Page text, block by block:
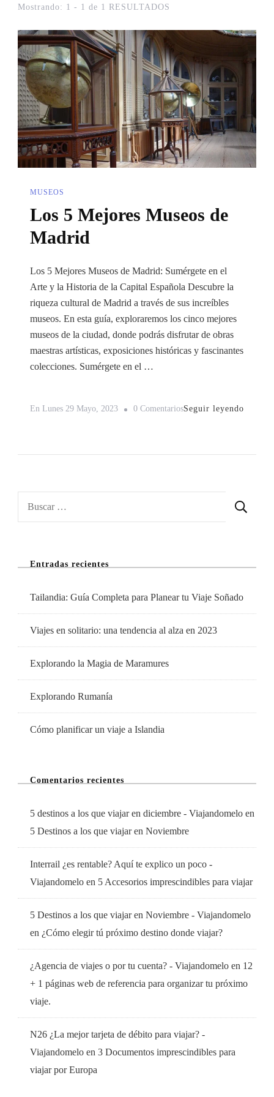
Mostrando: 1 - 1 de 1 RESULTADOS
MUSEOS
Los 5 Mejores Museos de
Madrid
Los 5 Mejores Museos de Madrid: Sumérgete en el
Arte y la Historia de la Capital Española Descubre la
riqueza cultural de Madrid a través de sus increíbles
museos. En esta guía, exploraremos los cinco mejores
museos de la ciudad, donde podrás disfrutar de obras
maestras artísticas, exposiciones históricas y fascinantes
colecciones. Sumérgete en el …
En Lunes 29 Mayo, 2023 0 ComentariosEn
Seguir leyendo
Entradas recientes
Tailandia: Guía Completa para Planear tu Viaje Soñado
Viajes en solitario: una tendencia al alza en 2023
Explorando la Magia de Maramures
Explorando Rumanía
Cómo planificar un viaje a Islandia
Comentarios recientes
5 destinos a los que viajar en diciembre - Viajandomelo en
5 Destinos a los que viajar en Noviembre
Interrail ¿es rentable? Aquí te explico un poco -
Viajandomelo en 5 Accesorios imprescindibles para viajar
5 Destinos a los que viajar en Noviembre - Viajandomelo
en ¿Cómo elegir tú próximo destino donde viajar?
¿Agencia de viajes o por tu cuenta? - Viajandomelo en 12
+ 1 páginas web de referencia para organizar tu próximo
viaje.
N26 ¿La mejor tarjeta de débito para viajar? -
Viajandomelo en 3 Documentos imprescindibles para
viajar por Europa